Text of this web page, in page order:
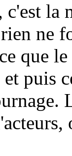
la
ne
que
puis